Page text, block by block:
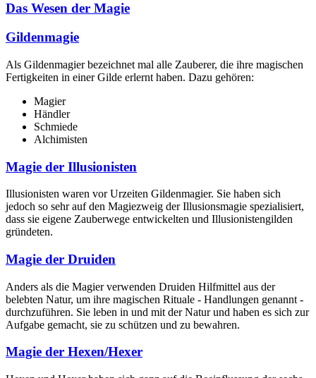
Das Wesen der Magie
Gildenmagie
Als Gildenmagier bezeichnet mal alle Zauberer, die ihre magischen
Fertigkeiten in einer Gilde erlernt haben. Dazu gehören:
Magier
Händler
Schmiede
Alchimisten
Magie der Illusionisten
Illusionisten waren vor Urzeiten Gildenmagier. Sie haben sich
jedoch so sehr auf den Magiezweig der Illusionsmagie spezialisiert,
dass sie eigene Zauberwege entwickelten und Illusionistengilden
gründeten.
Magie der Druiden
Anders als die Magier verwenden Druiden Hilfmittel aus der
belebten Natur, um ihre magischen Rituale - Handlungen genannt -
durchzuführen. Sie leben in und mit der Natur und haben es sich zur
Aufgabe gemacht, sie zu schützen und zu bewahren.
Magie der Hexen/Hexer